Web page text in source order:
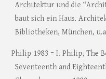
Architektur und die
baut sich ein Haus.
Bibliotheken, München,
Philip 1983 = I. Philip, The
Seventeenth and